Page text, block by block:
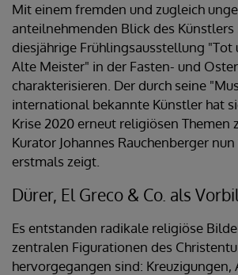
Mit einem fremden und zugleich
anteilnehmenden Blick des Künstlers
diesjährige Frühlingsausstellung "Tot
Alte Meister" in der Fasten- und
charakterisieren. Der durch seine
international bekannte Künstler hat
Krise 2020 erneut religiösen Themen
Kurator Johannes Rauchenberger nun
erstmals zeigt.
Dürer, El Greco & Co. als
Es entstanden radikale religiöse
zentralen Figurationen des
hervorgegangen sind: Kreuzigungen,